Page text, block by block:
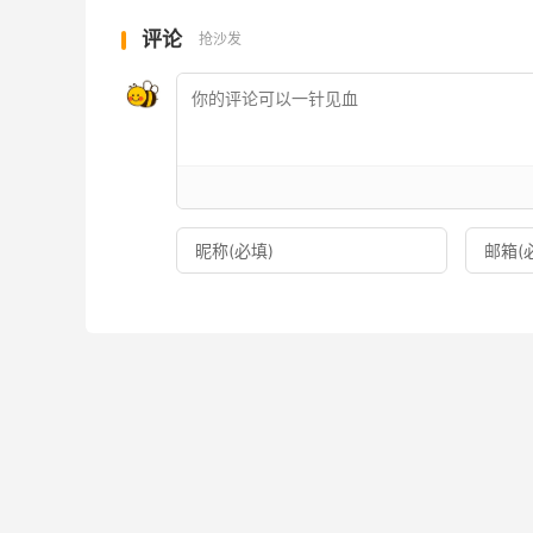
评论 抢沙发